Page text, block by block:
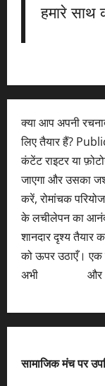
हमारे साथ
क्या आप अपनी
लिए तैयार हैं?
कंटेंट राइटर या
जाएगा और उसका
करें, रोमांचक
के लचीलेपन का
शानदार दृश्य तैयार
को ऊपर उठाएँ। एक
अभी
और
सामाजिक मंच पर